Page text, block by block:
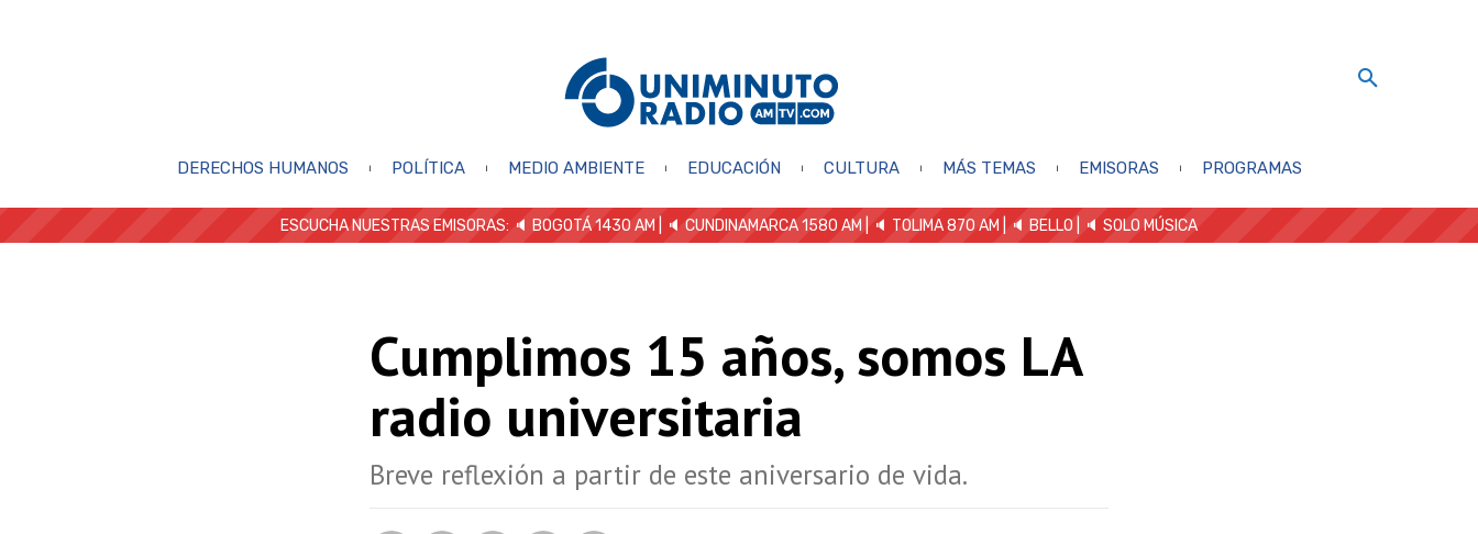
DERECHOS HUMANOS POLÍTICA MEDIO AMBIENTE EDUCACIÓN CULTURA MÁS TEMAS EMISORAS PROGRAMAS
ESCUCHA NUESTRAS EMISORAS: 🔈 BOGOTÁ 1430 AM | 🔈 CUNDINAMARCA 1580 AM | 🔈 TOLIMA 870 AM | 🔈 BELLO 🔈 SOLO MÚSICA
Cumplimos 15 años, somos LA
radio universitaria
Breve reflexión a partir de este aniversario de vida.